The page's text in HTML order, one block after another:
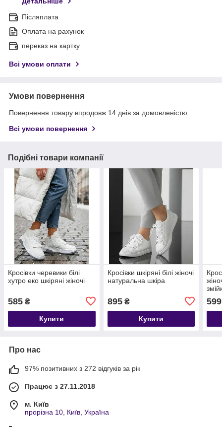
Післяплата
Оплата на рахунок
переказ на картку
Всі умови оплати
Умови повернення
Повернення товару впродовж 14 днів за домовленістю
Всі умови повернення
Подібні товари компанії
Кросівки черевики білі
хутро еко шкіряні жіночі
585 ₴
Купити
Кросівки шкіряні білі жіночі
натуральна шкіра
895₴
Купити
599
Про нас
97% позитивних з 272 відгуків за рік
Працює з 27.11.2018
м. Київ
прорізна 10, Київ, Україна